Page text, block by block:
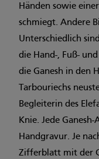
Händen sowie
schmiegt. Andere
Unterschiedlich
die Hand-, Fuß-
die Ganesh in den
Tarbouriechs
Begleiterin des
Knie. Jede
Handgravur. Je
Zifferblatt mit der